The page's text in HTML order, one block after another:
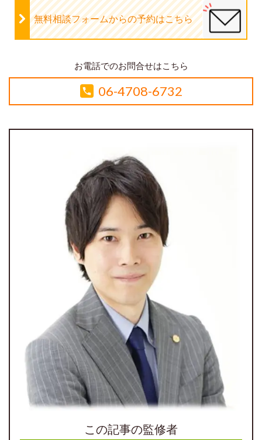
無料相談フォームからの予約はこちら
お電話でのお問合せはこちら
06-4708-6732
この記事の監修者